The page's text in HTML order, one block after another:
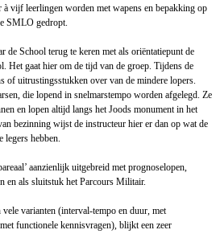
vijf leerlingen worden met wapens en bepakking op
SMLO gedropt.
de School terug te keren met als oriëntatiepunt de
Het gaat hier om de tijd van de groep. Tijdens de
of uitrustingsstukken over van de mindere lopers.
die lopend in snelmarstempo worden afgelegd. Ze
en lopen altijd langs het Joods monument in het
bezinning wijst de instructeur hier er dan op wat de
legers hebben.
aanzienlijk uitgebreid met prognoselopen,
en als sluitstuk het Parcours Militair.
varianten (interval-tempo en duur, met
functionele kennisvragen), blijkt een zeer